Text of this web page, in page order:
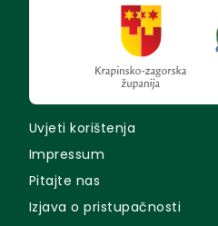
Uvjeti korištenja
Impressum
Pitajte nas
Izjava o pristupačnosti